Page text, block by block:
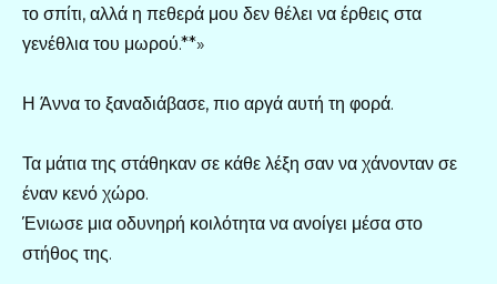
το σπίτι, αλλά η πεθερά μου δεν θέλει να έρθεις στα
γενέθλια του μωρού.**»
Η Άννα το ξαναδιάβασε, πιο αργά αυτή τη φορά.
Τα μάτια της στάθηκαν σε κάθε λέξη σαν να χάνονταν σε
έναν κενό χώρο.
Ένιωσε μια οδυνηρή κοιλότητα να ανοίγει μέσα στο
στήθος της.